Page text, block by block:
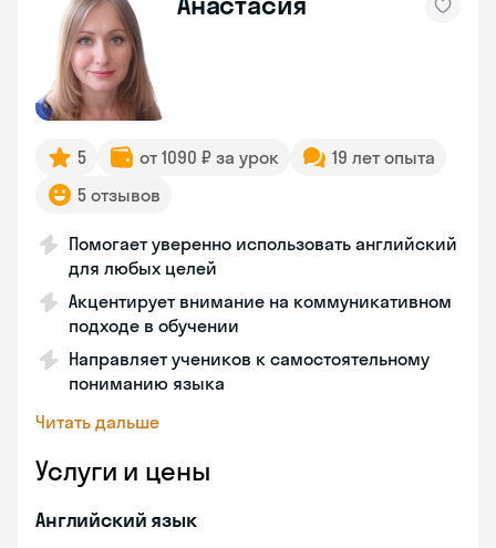
5 от 1090 ₽ за урок
19 лет опыта
5 отзывов
Помогает уверенно использовать английский
для любых целей
Акцентирует внимание на коммуникативном
подходе в обучении
Направляет учеников к самостоятельному
пониманию языка
Читать дальше
Услуги и цены
Английский язык